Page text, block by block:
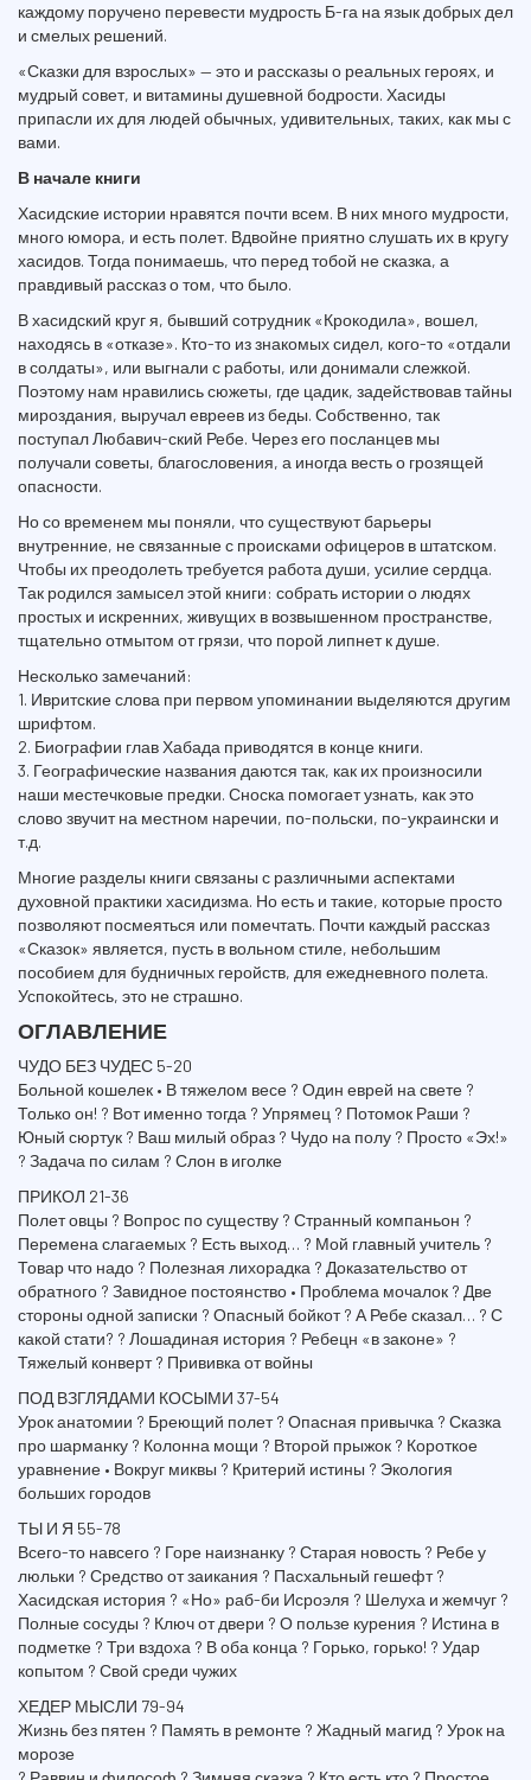
каждому поручено перевести мудрость Б-га на язык добрых дел
и смелых решений.
«Сказки для взрослых» — это и рассказы о реальных героях, и
мудрый совет, и витамины душевной бодрости. Хасиды
припасли их для людей обычных, удивительных, таких, как мы с
вами.
В начале книги
Хасидские истории нравятся почти всем. В них много мудрости,
много юмора, и есть полет. Вдвойне приятно слушать их в кругу
хасидов. Тогда понимаешь, что перед тобой не сказка, а
правдивый рассказ о том, что было.
В хасидский круг я, бывший сотрудник «Крокодила», вошел,
находясь в «отказе». Кто-то из знакомых сидел, кого-то «отдали
в солдаты», или выгнали с работы, или донимали слежкой.
Поэтому нам нравились сюжеты, где цадик, задействовав тайны
мироздания, выручал евреев из беды. Собственно, так
поступал Любавич-ский Ребе. Через его посланцев мы
получали советы, благословения, а иногда весть о грозящей
опасности.
Но со временем мы поняли, что существуют барьеры
внутренние, не связанные с происками офицеров в штатском.
Чтобы их преодолеть требуется работа души, усилие сердца.
Так родился замысел этой книги: собрать истории о людях
простых и искренних, живущих в возвышенном пространстве,
тщательно отмытом от грязи, что порой липнет к душе.
Несколько замечаний:
1. Ивритские слова при первом упоминании выделяются другим
шрифтом.
2. Биографии глав Хабада приводятся в конце книги.
3. Географические названия даются так, как их произносили
наши местечковые предки. Сноска помогает узнать, как это
слово звучит на местном наречии, по-польски, по-украински и
т.д.
Многие разделы книги связаны с различными аспектами
духовной практики хасидизма. Но есть и такие, которые просто
позволяют посмеяться или помечтать. Почти каждый рассказ
«Сказок» является, пусть в вольном стиле, небольшим
пособием для будничных геройств, для ежедневного полета.
Успокойтесь, это не страшно.
ОГЛАВЛЕНИЕ
ЧУДО БЕЗ ЧУДЕС 5-20
Больной кошелек • В тяжелом весе ? Один еврей на свете ?
Только он! ? Вот именно тогда ? Упрямец ? Потомок Раши ?
Юный сюртук ? Ваш милый образ ? Чудо на полу ? Просто «Эх!»
? Задача по силам ? Слон в иголке
ПРИКОЛ 21-36
Полет овцы ? Вопрос по существу ? Странный компаньон ?
Перемена слагаемых ? Есть выход… ? Мой главный учитель ?
Товар что надо ? Полезная лихорадка ? Доказательство от
обратного ? Завидное постоянство • Проблема мочалок ? Две
стороны одной записки ? Опасный бойкот ? А Ребе сказал… ? С
какой стати? ? Лошадиная история ? Ребецн «в законе» ?
Тяжелый конверт ? Прививка от войны
ПОД ВЗГЛЯДАМИ КОСЫМИ 37-54
Урок анатомии ? Бреющий полет ? Опасная привычка ? Сказка
про шарманку ? Колонна мощи ? Второй прыжок ? Короткое
уравнение • Вокруг миквы ? Критерий истины ? Экология
больших городов
ТЫ И Я 55-78
Всего-то навсего ? Горе наизнанку ? Старая новость ? Ребе у
люльки ? Средство от заикания ? Пасхальный гешефт ?
Хасидская история ? «Но» раб-би Исроэля ? Шелуха и жемчуг ?
Полные сосуды ? Ключ от двери ? О пользе курения ? Истина в
подметке ? Три вздоха ? В оба конца ? Горько, горько! ? Удар
копытом ? Свой среди чужих
ХЕДЕР МЫСЛИ 79-94
Жизнь без пятен ? Память в ремонте ? Жадный магид ? Урок на
морозе